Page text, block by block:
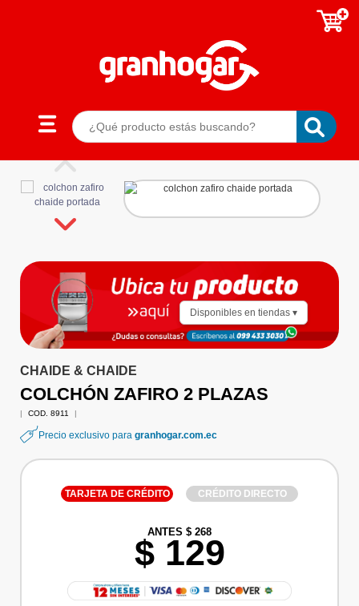
Disponibles en tiendas ▾
CHAIDE & CHAIDE
COLCHÓN ZAFIRO 2 PLAZAS
COD. 8911
Precio exclusivo para granhogar.com.ec
TARJETA DE CRÉDITO CRÉDITO DIRECTO
ANTES $ 268
$ 129